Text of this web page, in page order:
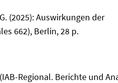
(2025): Auswirkungen der
662), Berlin, 28 p.
Regional. Berichte und